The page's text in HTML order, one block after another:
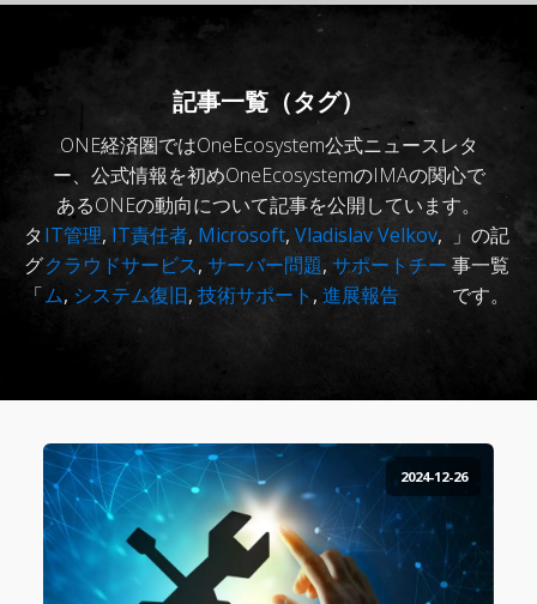
記事一覧（タグ）
ONE経済圏ではOneEcosystem公式ニュースレタ
ー、公式情報を初めOneEcosystemのIMAの関心で
あるONEの動向について記事を公開しています。
タ
グ
「
IT管理, IT責任者, Microsoft, Vladislav Velkov,
クラウドサービス, サーバー問題, サポートチー
ム, システム復旧, 技術サポート , 進展報告
」の記
事一覧
です。
2024-12-26